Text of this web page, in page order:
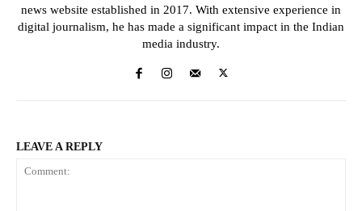
news website established in 2017. With extensive experience in
digital journalism, he has made a significant impact in the Indian
media industry.
LEAVE A REPLY